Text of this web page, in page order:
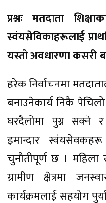
प्रश्नः मतदाता
स्वंयसेविकाहरूलाई
यस्तो अवधारणा कसरी
हरेक निर्वाचनमा
बनाउनेकार्य निकै
घरदैलोमा पुग्न सक्ने
इमान्दार
चुनौतीपूर्ण छ । महिला
ग्रामीण क्षेत्रमा
कार्यक्रमलाई सहयोग